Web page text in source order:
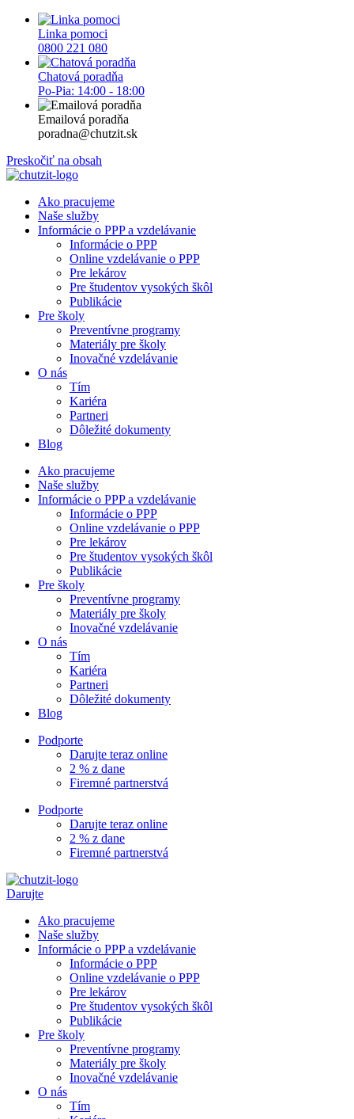
Linka pomoci
0800 221 080
Chatová poradňa
Po-Pia: 14:00 - 18:00
Emailová poradňa
poradna@chutzit.sk
Preskočiť na obsah
Ako pracujeme
Naše služby
Informácie o PPP a vzdelávanie
Informácie o PPP
Online vzdelávanie o PPP
Pre lekárov
Pre študentov vysokých škôl
Publikácie
Pre školy
Preventívne programy
Materiály pre školy
Inovačné vzdelávanie
O nás
Tím
Kariéra
Partneri
Dôležité dokumenty
Blog
Ako pracujeme
Naše služby
Informácie o PPP a vzdelávanie
Informácie o PPP
Online vzdelávanie o PPP
Pre lekárov
Pre študentov vysokých škôl
Publikácie
Pre školy
Preventívne programy
Materiály pre školy
Inovačné vzdelávanie
O nás
Tím
Kariéra
Partneri
Dôležité dokumenty
Blog
Podporte
Darujte teraz online
2 % z dane
Firemné partnerstvá
Podporte
Darujte teraz online
2 % z dane
Firemné partnerstvá
Darujte
Ako pracujeme
Naše služby
Informácie o PPP a vzdelávanie
Informácie o PPP
Online vzdelávanie o PPP
Pre lekárov
Pre študentov vysokých škôl
Publikácie
Pre školy
Preventívne programy
Materiály pre školy
Inovačné vzdelávanie
O nás
Tím